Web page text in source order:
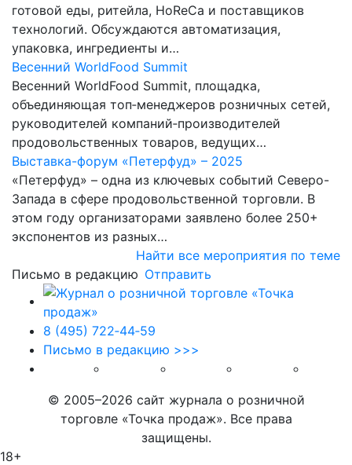
готовой еды, ритейла, HoReCa и поставщиков
технологий. Обсуждаются автоматизация,
упаковка, ингредиенты и…
Весенний WorldFood Summit
Весенний WorldFood Summit, площадка,
объединяющая топ‑менеджеров розничных сетей,
руководителей компаний‑производителей
продовольственных товаров, ведущих…
Выставка-форум «Петерфуд» – 2025
«Петерфуд» – одна из ключевых событий Северо-
Запада в сфере продовольственной торговли. В
этом году организаторами заявлено более 250+
экспонентов из разных…
Найти все мероприятия по теме
Письмо в редакцию Отправить
8 (495) 722‑44‑59
Письмо в редакцию >>>
© 2005–2026 сайт журнала о розничной
торговле «Точка продаж». Все права
защищены.
18+